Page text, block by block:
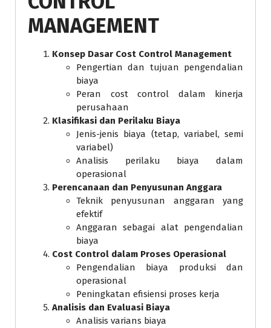
MANAGEMENT
Konsep Dasar Cost Control Management
Pengertian dan tujuan pengendalian
biaya
Peran cost control dalam kinerja
perusahaan
Klasifikasi dan Perilaku Biaya
Jenis-jenis biaya (tetap, variabel, semi
variabel)
Analisis perilaku biaya dalam
operasional
Perencanaan dan Penyusunan Anggara
Teknik penyusunan anggaran yang
efektif
Anggaran sebagai alat pengendalian
biaya
Cost Control dalam Proses Operasional
Pengendalian biaya produksi dan
operasional
Peningkatan efisiensi proses kerja
Analisis dan Evaluasi Biaya
Analisis varians biaya